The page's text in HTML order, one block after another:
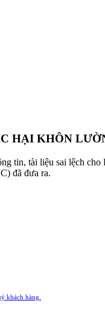
HẠI KHÔN
tin, tài liệu sai lệch
đã đưa ra.
khách hàng.